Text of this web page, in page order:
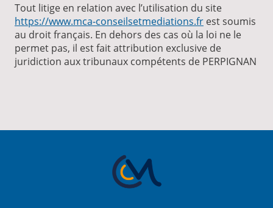
Tout litige en relation avec l’utilisation du site
https://www.mca-conseilsetmediations.fr est soumis
au droit français. En dehors des cas où la loi ne le
permet pas, il est fait attribution exclusive de
juridiction aux tribunaux compétents de PERPIGNAN